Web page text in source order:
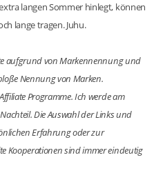
langen Sommer hinlegt, können
lange tragen. Juhu.
aufgrund von Markennennung und
Nennung von Marken.
Programme. Ich werde am
Die Auswahl der Links und
Erfahrung oder zur
Kooperationen sind immer eindeutig